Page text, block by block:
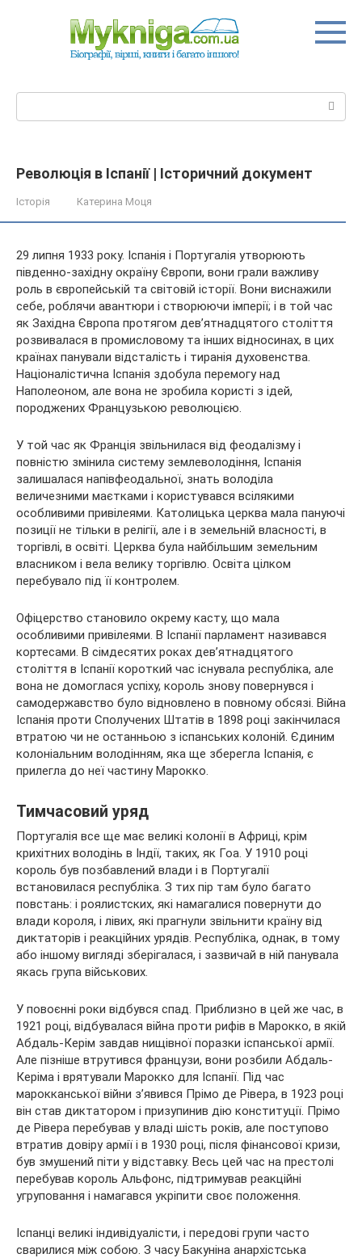
Революція в Іспанії | Історичний документ
Історія Катерина Моця
29 липня 1933 року. Іспанія і Португалія утворюють
південно-західну окраїну Європи, вони грали важливу
роль в європейській та світовій історії. Вони виснажили
себе, роблячи авантюри і створюючи імперії; і в той час
як Західна Європа протягом дев’ятнадцятого століття
розвивалася в промисловому та інших відносинах, в цих
країнах панували відсталість і тиранія духовенства.
Націоналістична Іспанія здобула перемогу над
Наполеоном, але вона не зробила користі з ідей,
породжених Французькою революцією.
У той час як Франція звільнилася від феодалізму і
повністю змінила систему землеволодіння, Іспанія
залишалася напівфеодальної, знать володіла
величезними маєтками і користувався всілякими
особливими привілеями. Католицька церква мала пануючі
позиції не тільки в релігії, але і в земельній власності, в
торгівлі, в освіті. Церква була найбільшим земельним
власником і вела велику торгівлю. Освіта цілком
перебувало під її контролем.
Офіцерство становило окрему касту, що мала
особливими привілеями. В Іспанії парламент називався
кортесами. В сімдесятих роках дев’ятнадцятого
століття в Іспанії короткий час існувала республіка, але
вона не домоглася успіху, король знову повернувся і
самодержавство було відновлено в повному обсязі. Війна
Іспанія проти Сполучених Штатів в 1898 році закінчилася
втратою чи не останньою з іспанських колоній. Єдиним
колоніальним володінням, яка ще зберегла Іспанія, є
прилегла до неї частину Марокко.
Тимчасовий уряд
Португалія все ще має великі колонії в Африці, крім
крихітних володінь в Індії, таких, як Гоа. У 1910 році
король був позбавлений влади і в Португалії
встановилася республіка. З тих пір там було багато
повстань: і роялистских, які намагалися повернути до
влади короля, і лівих, які прагнули звільнити країну від
диктаторів і реакційних урядів. Республіка, однак, в тому
або іншому вигляді зберігалася, і зазвичай в ній панувала
якась група військових.
У повоєнні роки відбувся спад. Приблизно в цей же час, в
1921 році, відбувалася війна проти рифів в Марокко, в якій
Абдаль-Керім завдав нищівної поразки іспанської армії.
Але пізніше втрутився французи, вони розбили Абдаль-
Керіма і врятували Марокко для Іспанії. Під час
марокканської війни з’явився Прімо де Рівера, в 1923 році
він став диктатором і призупинив дію конституції. Прімо
де Рівера перебував у владі шість років, але поступово
втратив довіру армії і в 1930 році, після фінансової кризи,
був змушений піти у відставку. Весь цей час на престолі
перебував король Альфонс, підтримував реакційні
угруповання і намагався укріпити своє положення.
Іспанці великі індивідуалісти, і передові групи часто
сварилися між собою. З часу Бакуніна анархістська